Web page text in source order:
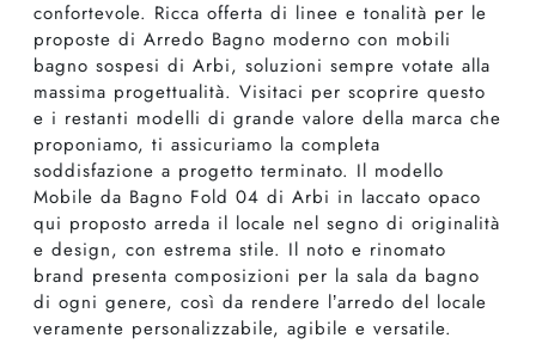
confortevole. Ricca offerta di linee e tonalità per le
proposte di Arredo Bagno moderno con mobili
bagno sospesi di Arbi, soluzioni sempre votate alla
massima progettualità. Visitaci per scoprire questo
e i restanti modelli di grande valore della marca che
proponiamo, ti assicuriamo la completa
soddisfazione a progetto terminato. Il modello
Mobile da Bagno Fold 04 di Arbi in laccato opaco
qui proposto arreda il locale nel segno di originalità
e design, con estrema stile. Il noto e rinomato
brand presenta composizioni per la sala da bagno
di ogni genere, così da rendere l’arredo del locale
veramente personalizzabile, agibile e versatile.